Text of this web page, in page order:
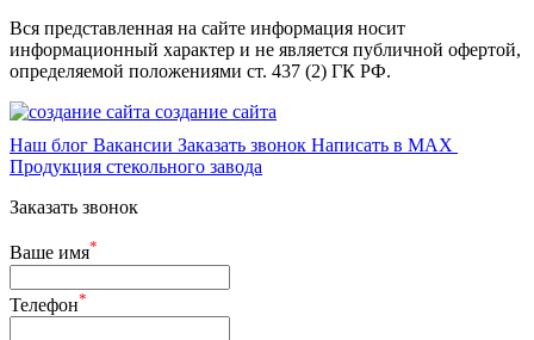
Вся представленная на сайте информация носит
информационный характер и не является публичной офертой,
определяемой положениями ст. 437 (2) ГК РФ.
создание сайта
Наш блог Вакансии Заказать звонок Написать в MAX
Продукция стекольного завода
Заказать звонок
Ваше имя*
Телефон*